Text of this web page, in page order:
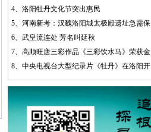
4、 洛阳牡丹文化节突出惠民
5、 河南新考：汉魏洛阳城太极殿遗址急需保
6、 武皇流连处 芳名叫延秋
7、 高顺旺唐三彩作品《三彩饮水马》荣获金
8、 中央电视台大型纪录片《牡丹》在洛阳开